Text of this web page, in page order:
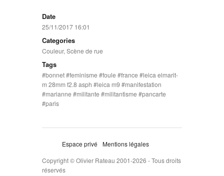
Date
25/11/2017 16:01
Categories
Couleur, Scène de rue
Tags
bonnet feminisme foule france leica elmarit-
m 28mm f2.8 asph
leica m9
manifestation
marianne
militante militantisme pancarte
paris
Espace privé
Mentions légales
Copyright © Olivier Rateau 2001-2026 - Tous droits
réservés